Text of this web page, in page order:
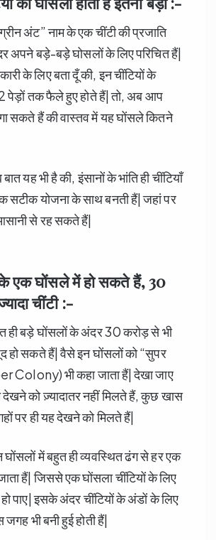
अंट” नाम के एक चींटी की प्रजाति
अपने बड़े-बड़े घोसलों के लिए परिचित हैं|
के लिए बता दूँ की, इन चींटियों के
पेड़ों तक फैले हुए होते हैं| तो, अब आप
सकते हैं की वास्तव में यह घोंसले कितने
यह भी है की, इंसानों के भांति ही चींटियाँ
सटीक योजना के साथ बनती हैं| जहां पर
से रह सकते हैं|
के एक घोंसले में हो सकते हैं, 30
चींटी :-
ही बड़े घोंसलों के अंदर 30 करोड़ से भी
हो सकते हैं| वैसे इन घोंसलों को “सुपर
Colony) भी कहा जाता हैं| देखा जाए
देखने को ज़्यादातर नहीं मिलते हैं, कुछ खास
पर ही यह देखने को मिलते हैं|
में बहुत ही व्यवस्थित ढंग से हर एक
हैं| जिससे एक घोंसला चींटियों के लिए
पाए| इसके अंदर चींटियों के अंडों के लिए
भी बनी हुई होती हैं|